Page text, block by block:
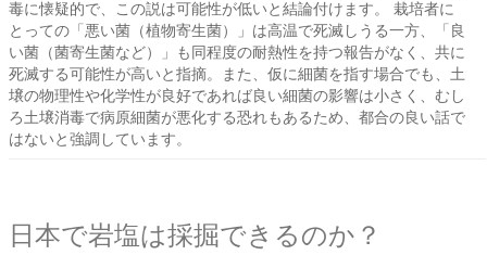
毒に懐疑的で、この説は可能性が低いと結論付けます。 栽培者に
とっての「悪い菌（植物寄生菌）」は高温で死滅しうる一方、「良
い菌（菌寄生菌など）」も同程度の耐熱性を持つ報告がなく、共に
死滅する可能性が高いと指摘。また、仮に細菌を指す場合でも、土
壌の物理性や化学性が良好であれば良い細菌の影響は小さく、むし
ろ土壌消毒で病原細菌が悪化する恐れもあるため、都合の良い話で
はないと強調しています。
日本で岩塩は採掘できるのか？